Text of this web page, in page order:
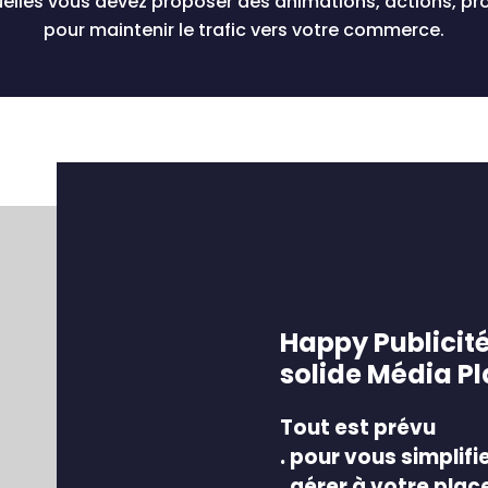
pour maintenir le trafic vers votre commerce.
Happy
solide Média
Tout est prévu
. pour vous